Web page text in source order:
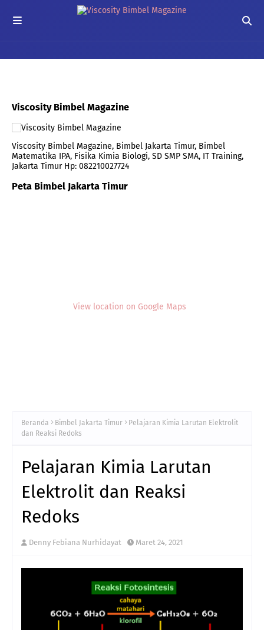
Viscosity Bimbel Magazine
Viscosity Bimbel Magazine, Bimbel Jakarta Timur, Bimbel
Matematika IPA, Fisika Kimia Biologi, SD SMP SMA, IT Training,
Jakarta Timur Hp: 082210027724
Peta Bimbel Jakarta Timur
View location on Google Maps
Beranda Bimbel Jakarta Timur
Pelajaran Kimia Larutan Elektrolit
dan Reaksi Redoks
Pelajaran Kimia Larutan
Elektrolit dan Reaksi
Redoks
Denny Febiana Nurhidayat Maret 24, 2021